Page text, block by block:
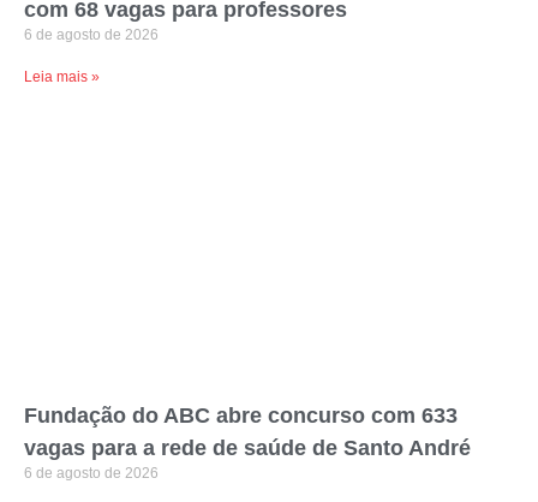
com 68 vagas para professores
6 de agosto de 2026
Leia mais »
Fundação do ABC abre concurso com 633
vagas para a rede de saúde de Santo André
6 de agosto de 2026